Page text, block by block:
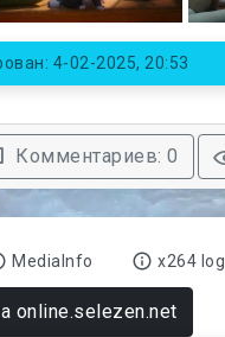
4-02-2025, 20:53
Комментариев: 0
MediaInfo x264 log
online.selezen.net